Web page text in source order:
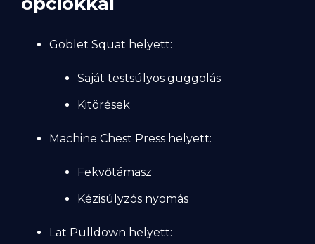
Goblet Squat helyett:
Saját testsúlyos guggolás
Kitörések
Machine Chest Press helyett:
Fekvőtámasz
Kézisúlyzós nyomás
Lat Pulldown helyett: